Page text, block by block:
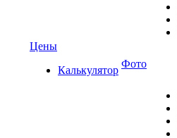
Цены
Калькулятор
Фото